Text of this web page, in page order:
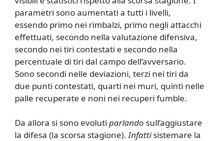
parametri sono aumentati a tutti i livelli,
essendo primo nei rimbalzi, primo negli attacchi
effettuati, secondo nella valutazione difensiva,
secondo nei tiri contestati e secondo nella
percentuale di tiri dal campo dell’avversario.
Sono secondi nelle deviazioni, terzi nei tiri da
due punti contestati, quarti nei muri, quinti nelle
palle recuperate e noni nei recuperi fumble.
Da allora si sono evoluti parlando sull’aggiustare
la difesa (la scorsa stagione).Infattisistemare la